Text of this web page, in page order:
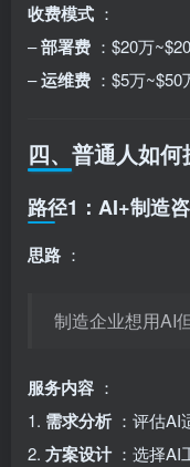
收费模式 ：
–部署费 ：$20万
–运维费 ：$5万~$50
四、普通人如
路径1：AI+制造
思路 ：
制造企业想用AI
服务内容 ：
1. 需求分析 ：评估AI
2. 方案设计 ：选择AI